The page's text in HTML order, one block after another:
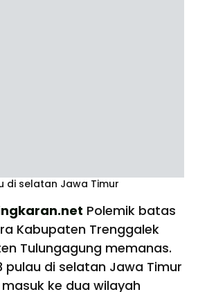
di selatan Jawa Timur
Polemik batas
Kabupaten Trenggalek
Tulungagung memanas.
pulau di selatan Jawa Timur
ke dua wilayah